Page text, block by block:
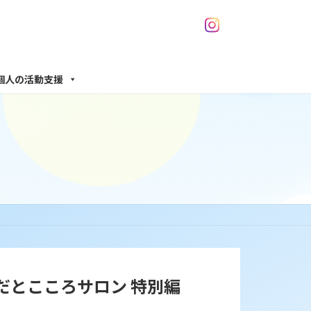
人の活動支援
こころサロン 特別編